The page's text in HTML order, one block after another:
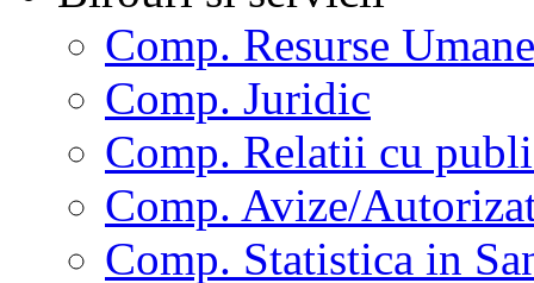
Comp. Resurse Umane
Comp. Juridic
Comp. Relatii cu
Comp. Avize/
Comp. Statistica in